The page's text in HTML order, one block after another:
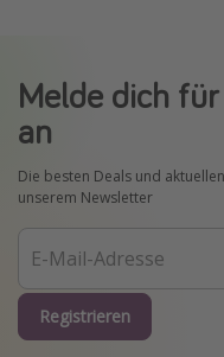
Melde dich
an
Die besten Deals und
unserem Newsletter
Registrieren